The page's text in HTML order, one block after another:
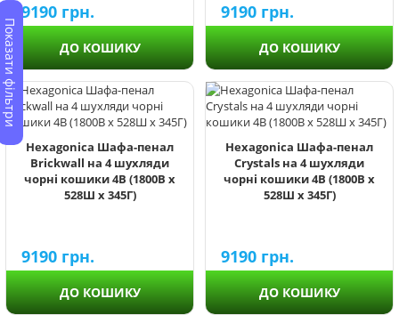
Показати фільтри
9190 грн.
ДО КОШИКУ
9190 грн.
ДО КОШИКУ
Hexagonica Шафа-пенал
Brickwall на 4 шухляди
чорні кошики 4В (1800В х
528Ш х 345Г)
9190 грн.
ДО КОШИКУ
Hexagonica Шафа-пенал
Crystals на 4 шухляди
чорні кошики 4В (1800В х
528Ш х 345Г)
9190 грн.
ДО КОШИКУ